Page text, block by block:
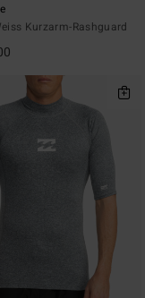
Kurzarm-Rashguard